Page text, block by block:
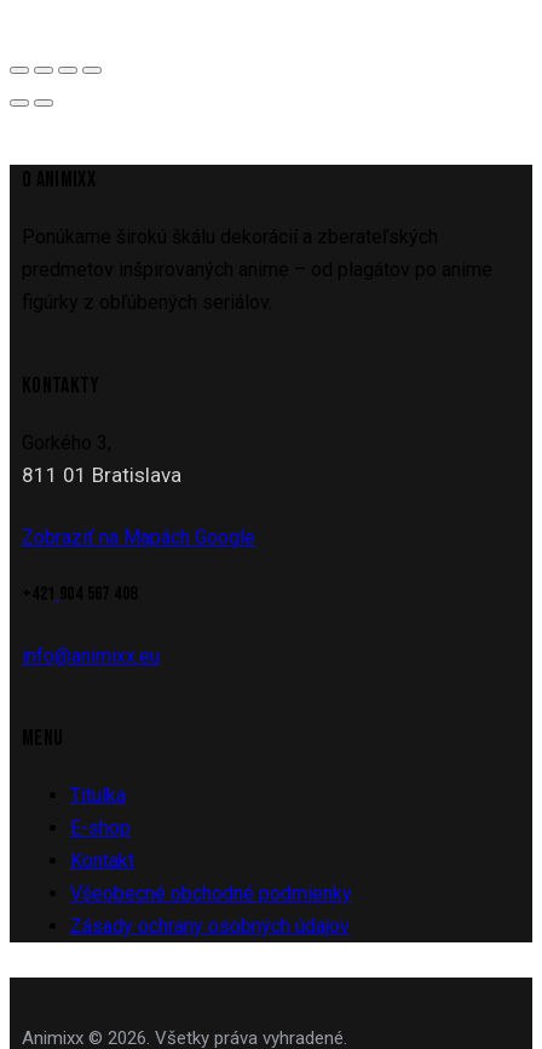
811 01 Bratislava
Zobraziť na Mapách Google
info@animixx.eu
Titulka
E-shop
Kontakt
Všeobecné obchodné podmienky
Zásady ochrany osobných údajov
Animixx © 2026. Všetky práva vyhradené.